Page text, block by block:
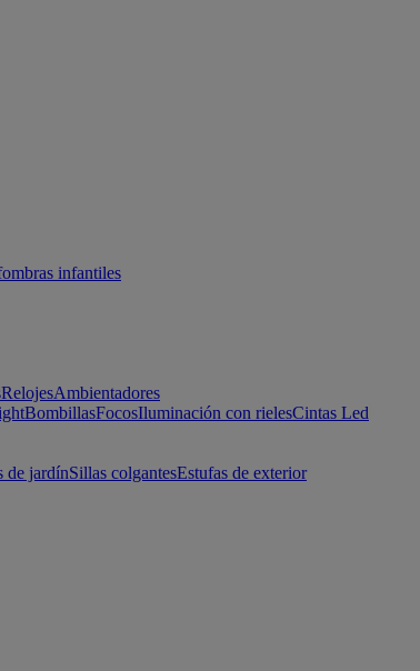
infantiles
RelojesAmbientadores
BombillasFocosIluminación con rielesCintas Led
de jardínSillas colgantesEstufas de exterior